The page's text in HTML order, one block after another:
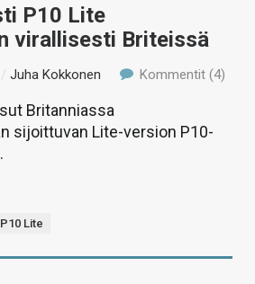
P10 Lite
virallisesti Briteissä
/Juha Kokkonen Kommentit (4)
Britanniassa
sijoittuvan Lite-version P10-
P10 Lite